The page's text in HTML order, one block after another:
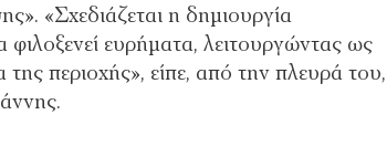
«Σχεδιάζεται η δημιουργία
ευρήματα, λειτουργώντας ως
της περιοχής», είπε, από την πλευρά